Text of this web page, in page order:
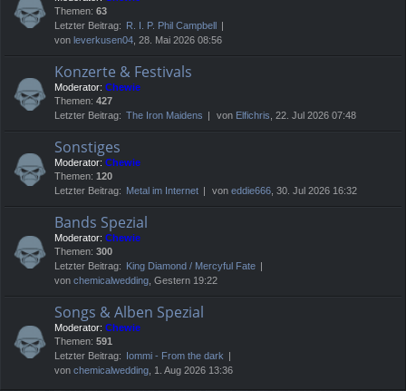
Themen: 63
Letzter Beitrag: R. I. P. Phil Campbell
von leverkusen04 , 28. Mai 2026 08:56
Konzerte & Festivals
Moderator: Chewie
Themen: 427
Letzter Beitrag: The Iron Maidens von Elfichris , 22. Jul 2026 07:48
Sonstiges
Moderator: Chewie
Themen: 120
Letzter Beitrag: Metal im Internet von eddie666 , 30. Jul 2026 16:32
Bands Spezial
Moderator: Chewie
Themen: 300
Letzter Beitrag: King Diamond / Mercyful Fate
von chemicalwedding , Gestern 19:22
Songs & Alben Spezial
Moderator: Chewie
Themen: 591
Letzter Beitrag: Iommi - From the dark
von chemicalwedding , 1. Aug 2026 13:36